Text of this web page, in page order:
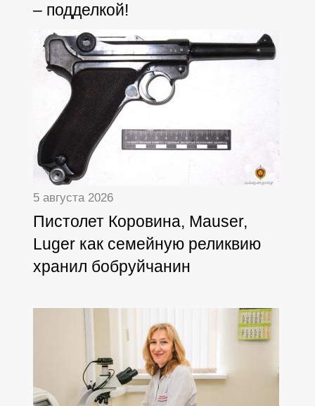
– подделкой!
5 августа 2026
Пистолет Коровина, Mauser,
Luger как семейную реликвию
хранил бобруйчанин